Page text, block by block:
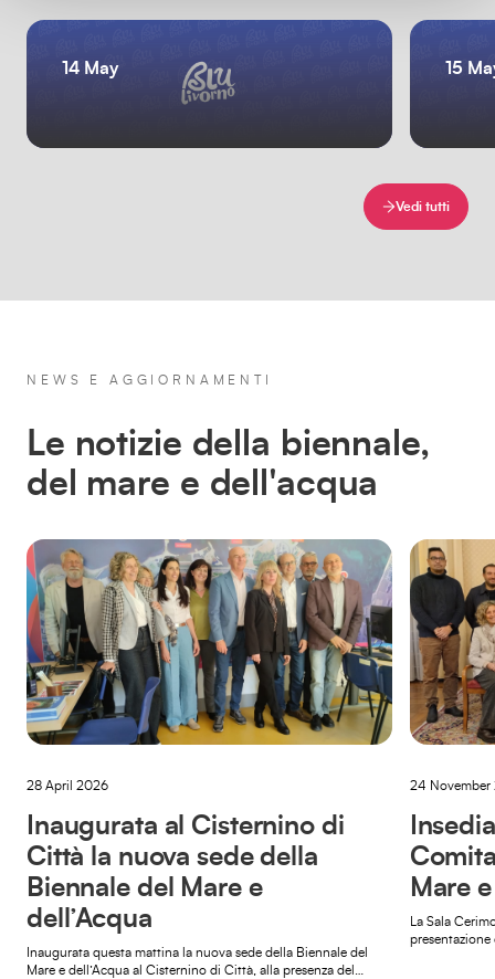
14 May 15
Vedi tutti
NEWS E AGGIORNAMENTI
Le notizie della biennale,
del mare e dell'acqua
28 April 2026
Inaugurata al Cisternino di
Città la nuova sede della
Biennale del Mare e
dell’Acqua
Inaugurata questa mattina la nuova sede della Biennale del
Mare e dell’Acqua al Cisternino di Città, alla presenza del
24 November
Mare
La Sala
presentazione